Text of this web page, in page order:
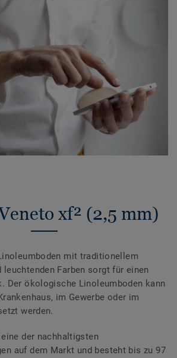
xf² (2,5 mm)
mit traditionellem
leuchtenden Farben sorgt für einen
Der ökologische Linoleumboden kann
im Gewerbe oder im
werden.
der nachhaltigsten
auf dem Markt und besteht bis zu 97